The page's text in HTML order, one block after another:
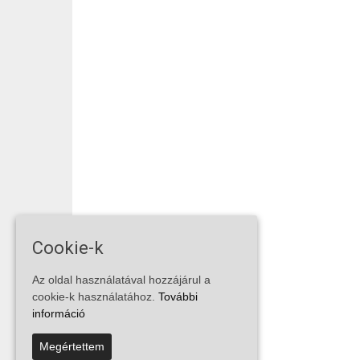
Cookie-k
Az oldal használatával hozzájárul a
cookie-k használatához. További
információ
Megértettem